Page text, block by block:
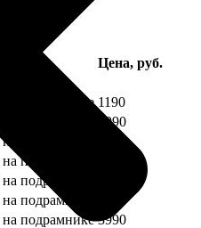
Цена, руб.
на подрамнике 1190
подрамнике
1990
подрамнике
подрамнике
подрамнике
подрамнике
на подрамнике 3990